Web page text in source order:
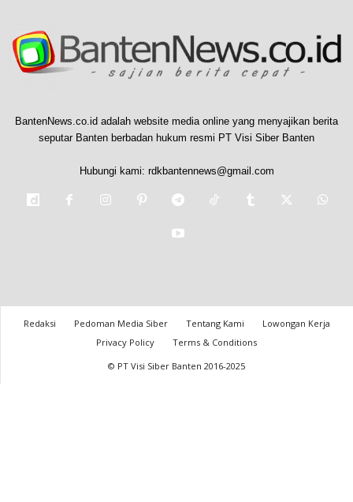
BantenNews.co.id adalah website media online yang menyajikan berita
seputar Banten berbadan hukum resmi PT Visi Siber Banten
Hubungi kami: rdkbantennews@gmail.com
Redaksi Pedoman Media Siber Tentang Kami
Lowongan Kerja
Privacy Policy
Terms & Conditions
© PT Visi Siber Banten 2016-2025